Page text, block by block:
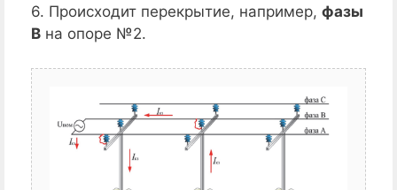
6. Происходит перекрытие, например, фазы
В на опоре №2.